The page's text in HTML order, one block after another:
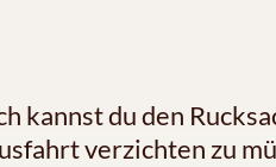
kannst du den
verzichten zu